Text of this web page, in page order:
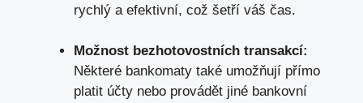
rychlý a efektivní, což šetří váš čas.
Možnost bezhotovostních transakcí:
Některé bankomaty také umožňují přímo
platit účty nebo provádět jiné bankovní